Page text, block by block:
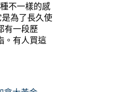
不一樣的感
為了長久使
有一段歷
。有人買這